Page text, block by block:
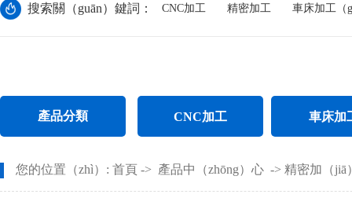
搜索關（guān）鍵詞： CNC加工 精密加工 車床加工（
產品分類 CNC加工
CNC長軸加工（gōng）
車床加
螺母車床加（
您的位置（zhì）: 首頁 -> 產品中（zhōng）心 -> 精密加（jiā